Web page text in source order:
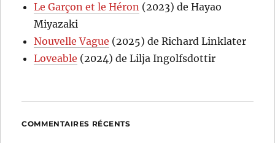
Le Garçon et le Héron (2023) de Hayao
Miyazaki
Nouvelle Vague (2025) de Richard Linklater
Loveable (2024) de Lilja Ingolfsdottir
COMMENTAIRES RÉCENTS